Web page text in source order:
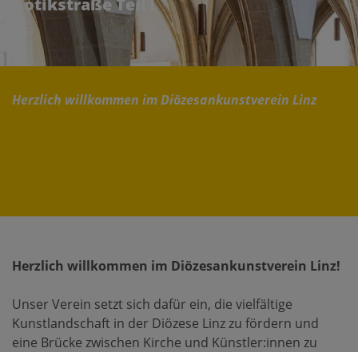
Herzlich willkommen im Diözesankunstverein Linz
Herzlich willkommen im Diözesankunstverein Linz!
Unser Verein setzt sich dafür ein, die vielfältige
Kunstlandschaft in der Diözese Linz zu fördern und
eine Brücke zwischen Kirche und Künstler:innen zu